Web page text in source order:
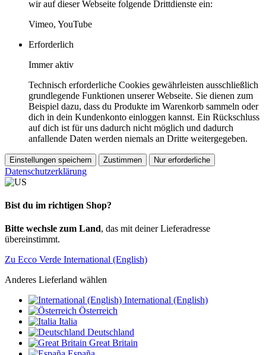
wir auf dieser Webseite folgende Drittdienste ein:
Vimeo, YouTube
Erforderlich
Immer aktiv
Technisch erforderliche Cookies gewährleisten ausschließlich
grundlegende Funktionen unserer Webseite. Sie dienen zum
Beispiel dazu, dass du Produkte im Warenkorb sammeln oder
dich in dein Kundenkonto einloggen kannst. Ein Rückschluss
auf dich ist für uns dadurch nicht möglich und dadurch
anfallende Daten werden niemals an Dritte weitergegeben.
Einstellungen speichern Zustimmen Nur erforderliche
Datenschutzerklärung
Bist du im richtigen Shop?
Bitte wechsle zum Land, das mit deiner Lieferadresse
übereinstimmt.
Zu Ecco Verde International (English)
Anderes Lieferland wählen
International (English)
Österreich
Italia
Deutschland
Great Britain